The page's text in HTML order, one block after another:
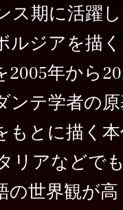
ス期に活躍
ルジアを描
年から
ンテ学者の
もとに描く
リアなどで
の世界観が